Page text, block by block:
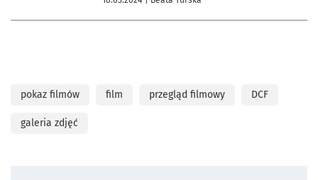
pokaz filmów film przegląd filmowy DCF
galeria zdjęć